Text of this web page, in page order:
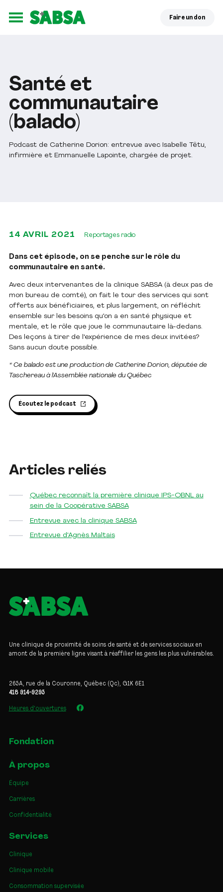
Ouvrir le menu
Faire un don
Santé et
communautaire
(balado)
Podcast de Catherine Dorion: entrevue avec Isabelle Têtu,
infirmière et Emmanuelle Lapointe, chargée de projet.
14 AVRIL 2021 Reportages radio
Dans cet épisode, on se penche sur le rôle du
communautaire en santé.
Avec deux intervenantes de la clinique SABSA (à deux pas de
mon bureau de comté), on fait le tour des services qui sont
offerts aux bénéficiaires, et plus largement, on réfléchit
ensemble sur les besoins qu'on a en santé physique et
mentale, et le rôle que joue le communautaire là-dedans.
Des leçons à tirer de l'expérience de mes deux invitées?
Sans aucun doute possible.
* Ce balado est une production de Catherine Dorion, députée de
Taschereau à l'Assemblée nationale du Québec
Écoutez le podcast
Articles reliés
Québec reconnaît la première clinique IPS-OBNL au
sein de la Coopérative SABSA
Entrevue avec la clinique SABSA
Entrevue d'Agnès Maltais
Une clinique de proximité de soins de santé et de services sociaux en
amont de la première ligne visant à réaffilier les gens les plus vulnérables.
265A, rue de la Couronne, Québec (Qc), G1K 6E1
418 914-9295
Heures d'ouvertures
Fondation
À propos
Équipe
Carrières
Confidentialité
Services
Clinique
Clinique mobile
Consommation supervisée